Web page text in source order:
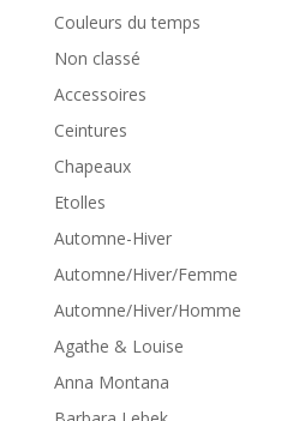
Couleurs du temps
Non classé
Accessoires
Ceintures
Chapeaux
Etolles
Automne-Hiver
Automne/Hiver/Femme
Automne/Hiver/Homme
Agathe & Louise
Anna Montana